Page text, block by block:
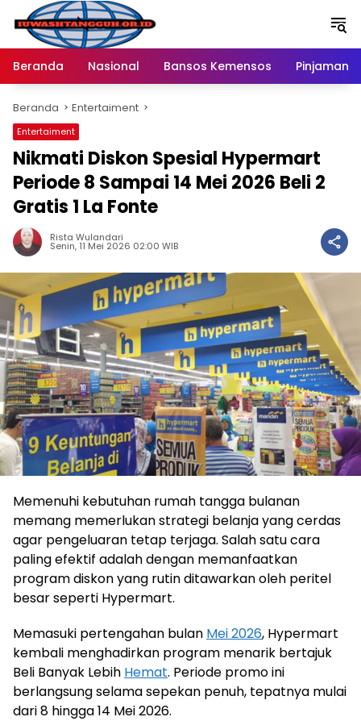
Langsung
konten
Beranda
Nasional Bansos Kemensos Pinjaman
Beranda Entertaiment
Entertaiment
Nikmati Diskon Spesial Hypermart
Periode 8 Sampai 14 Mei 2026 Beli 2
Gratis 1 La Fonte
Rista Wulandari
Senin, 11 Mei 2026 02:00 WIB
Memenuhi kebutuhan rumah tangga bulanan
memang memerlukan strategi belanja yang cerdas
agar pengeluaran tetap terjaga. Salah satu cara
paling efektif adalah dengan memanfaatkan
program diskon yang rutin ditawarkan oleh peritel
besar seperti Hypermart.
Memasuki pertengahan bulan Mei 2026, Hypermart
kembali menghadirkan program menarik bertajuk
Beli Banyak Lebih Hemat. Periode promo ini
berlangsung selama sepekan penuh, tepatnya mulai
dari 8 hingga 14 Mei 2026.